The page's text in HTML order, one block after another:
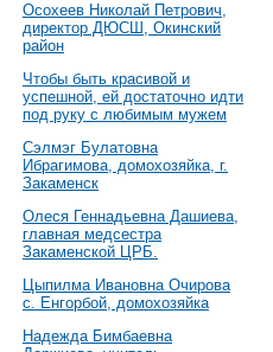
Осохеев Николай Петрович,
директор ДЮСШ, Окинский
район
Чтобы быть красивой и
успешной, ей достаточно идти
под руку с любимым мужем
Сэлмэг Булатовна
Ибрагимова, домохозяйка, г.
Закаменск
Олеся Геннадьевна Дашиева,
главная медсестра
Закаменской ЦРБ.
Цыпилма Ивановна Очирова
с. Енгорбой, домохозяйка
Надежда Бимбаевна